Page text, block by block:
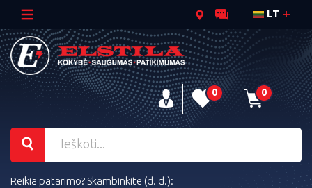
LT
0 0
Reikia patarimo? Skambinkite (d. d.):